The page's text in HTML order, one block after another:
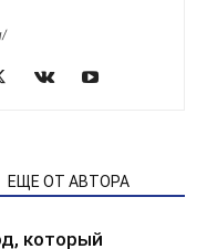
ЕЩЕ ОТ АВТОРА
который